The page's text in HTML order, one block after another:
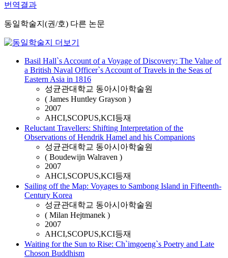
번역결과
동일학술지(권/호) 다른 논문
Basil Hall`s Account of a Voyage of Discovery: The Value of
a British Naval Officer`s Account of Travels in the Seas of
Eastern Asia in 1816
성균관대학교 동아시아학술원
( James Huntley Grayson )
2007
AHCI,SCOPUS,KCI등재
Reluctant Travellers: Shifting Interpretation of the
Observations of Hendrik Hamel and his Companions
성균관대학교 동아시아학술원
( Boudewijn Walraven )
2007
AHCI,SCOPUS,KCI등재
Sailing off the Map: Voyages to Sambong Island in Fifteenth-
Century Korea
성균관대학교 동아시아학술원
( Milan Hejtmanek )
2007
AHCI,SCOPUS,KCI등재
Waiting for the Sun to Rise: Ch`imgoeng`s Poetry and Late
Choson Buddhism